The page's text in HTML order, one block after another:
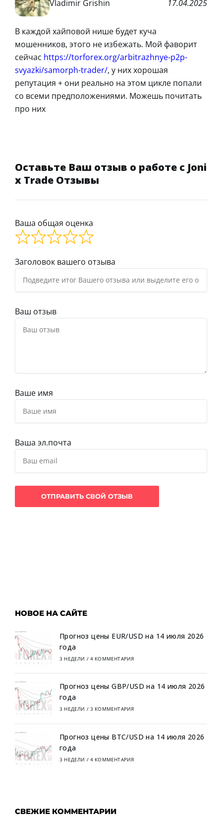
Vladimir Grishin 17.04.2025
В каждой хайповой нише будет куча
мошенников, этого не избежать. Мой фаворит
сейчас https://torforex.org/arbitrazhnye-p2p-
svyazki/samorph-trader/, у них хорошая
репутация + они реально на этом цикле попали
со всеми предположениями. Можешь почитать
про них
Оставьте Ваш отзыв о работе с Joni
x Trade Отзывы
Ваша общая оценка
Заголовок вашего отзыва
Ваш отзыв
Ваше имя
Ваша эл.почта
НОВОЕ НА САЙТЕ
Прогноз цены EUR/USD на 14 июля 2026
года
3 НЕДЕЛИ / 4 КОММЕНТАРИЯ
Прогноз цены GBP/USD на 14 июля 2026
года
3 НЕДЕЛИ / 3 КОММЕНТАРИЯ
Прогноз цены BTC/USD на 14 июля 2026
года
3 НЕДЕЛИ / 4 КОММЕНТАРИЯ
СВЕЖИЕ КОММЕНТАРИИ